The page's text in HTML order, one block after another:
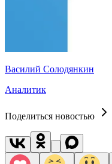
Василий Солодянкин
Аналитик
Поделиться новостью